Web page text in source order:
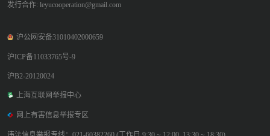
发行合作: leyucooperation@gmail.com
沪公网安备31010402000659
沪ICP备11033765号-9
沪B2-20120024
上海互联网举报中心
网上有害信息举报专区